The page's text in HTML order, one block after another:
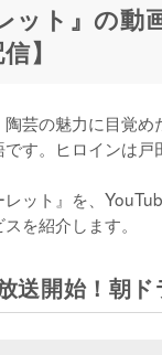
ット』の動
】
芸の魅力に目覚
す。ヒロインは戸
ット』を、
を紹介します。
送開始！朝